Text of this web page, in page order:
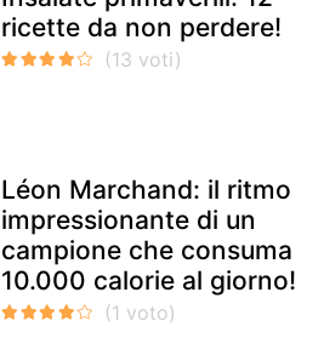
ricette da non perdere!
Léon Marchand: il ritmo
impressionante di un
campione che consuma
10.000 calorie al giorno!